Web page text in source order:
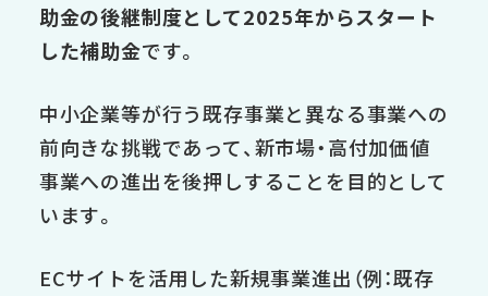
助金の後継制度として2025年からスタート
した補助金です。
中小企業等が行う既存事業と異なる事業への
前向きな挑戦であって、新市場・高付加価値
事業への進出を後押しすることを目的として
います。
ECサイトを活用した新規事業進出（例：既存